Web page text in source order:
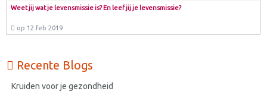
Weet jij wat je levensmissie is? En leef jij je levensmissie?
op 12 feb 2019
Recente Blogs
Kruiden voor je gezondheid